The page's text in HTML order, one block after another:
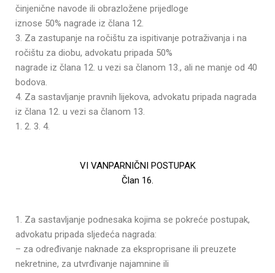
činjenične navode ili obrazložene prijedloge
iznose 50% nagrade iz člana 12.
3. Za zastupanje na ročištu za ispitivanje potraživanja i na
ročištu za diobu, advokatu pripada 50%
nagrade iz člana 12. u vezi sa članom 13., ali ne manje od 40
bodova.
4. Za sastavljanje pravnih lijekova, advokatu pripada nagrada
iz člana 12. u vezi sa članom 13.
1. 2. 3. 4.
VI VANPARNIČNI POSTUPAK
Član 16.
1. Za sastavljanje podnesaka kojima se pokreće postupak,
advokatu pripada sljedeća nagrada:
– za određivanje naknade za eksproprisane ili preuzete
nekretnine, za utvrđivanje najamnine ili